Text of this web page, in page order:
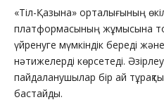
«Тіл-Қазына» орталығының
платформасының жұмысына
үйренуге мүмкіндік береді және
нәтижелерді көрсетеді.
пайдаланушылар бір ай тұрақты
бастайды.